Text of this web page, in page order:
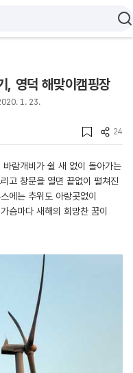
, 영덕 해맞이캠핑장
1. 23.
24
람개비가 쉴 새 없이 돌아가는
고 창문을 열면 끝없이 펼쳐진
에는 추위도 아랑곳없이
슴마다 새해의 희망찬 꿈이